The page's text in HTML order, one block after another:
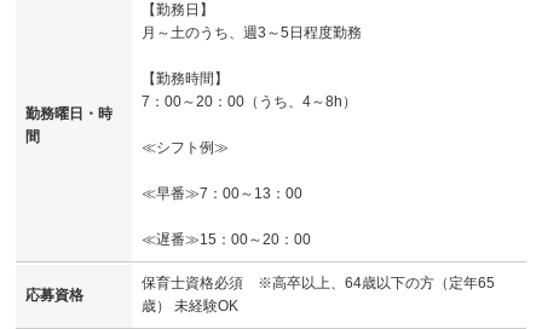
勤務曜日・時
間
【勤務日】
月～土のうち、週3～5日程度勤務
【勤務時間】
7：00～20：00（うち、4～8h）
≪シフト例≫
≪早番≫7：00～13：00
≪遅番≫15：00～20：00
応募資格
保育士資格必須 ※高卒以上、64歳以下の方（定年65
歳） 未経験OK